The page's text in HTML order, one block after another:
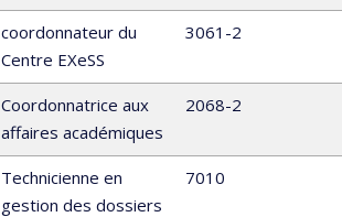
coordonnateur du
Centre EXeSS
3061-2
Coordonnatrice aux
affaires académiques
2068-2
Technicienne en
gestion des dossiers
7010